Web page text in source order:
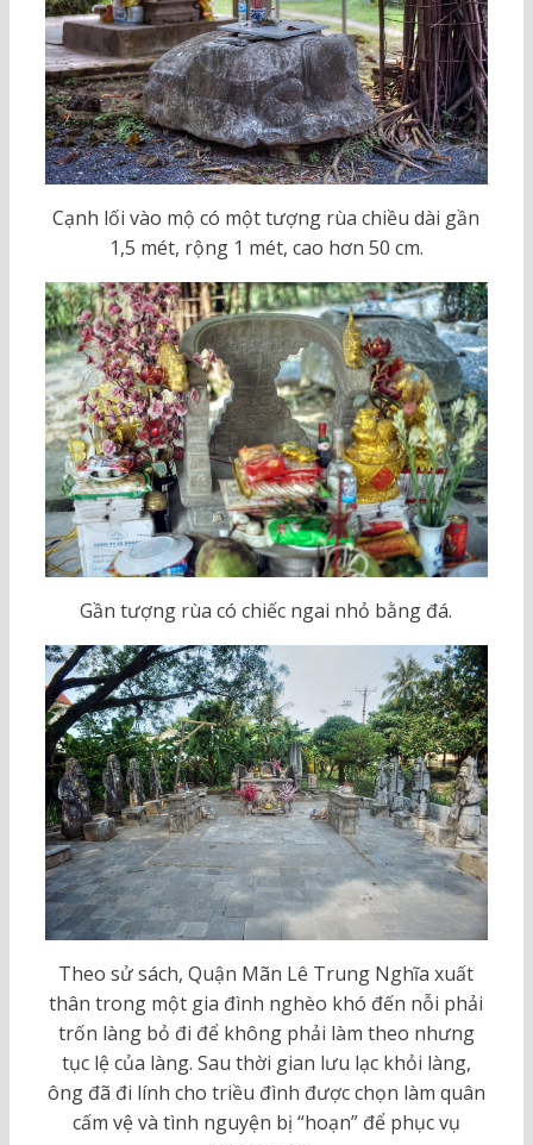
Cạnh lối vào mộ có một tượng rùa chiều dài gần
1,5 mét, rộng 1 mét, cao hơn 50 cm.
Gần tượng rùa có chiếc ngai nhỏ bằng đá.
Theo sử sách, Quận Mãn Lê Trung Nghĩa xuất
thân trong một gia đình nghèo khó đến nỗi phải
trốn làng bỏ đi để không phải làm theo nhưng
tục lệ của làng. Sau thời gian lưu lạc khỏi làng,
ông đã đi lính cho triều đình được chọn làm quân
cấm vệ và tình nguyện bị “hoạn” để phục vụ